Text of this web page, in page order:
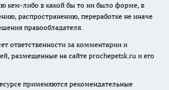
кем-либо в какой бы то ни было форме, в
распространению, переработке не иначе
правообладателя.
ответственности за комментарии и
размещенные на сайте prochepetsk.ru и его
применяются рекомендательные